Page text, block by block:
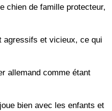
chien de famille protecteur,
agressifs et vicieux, ce qui
allemand comme étant
bien avec les enfants et